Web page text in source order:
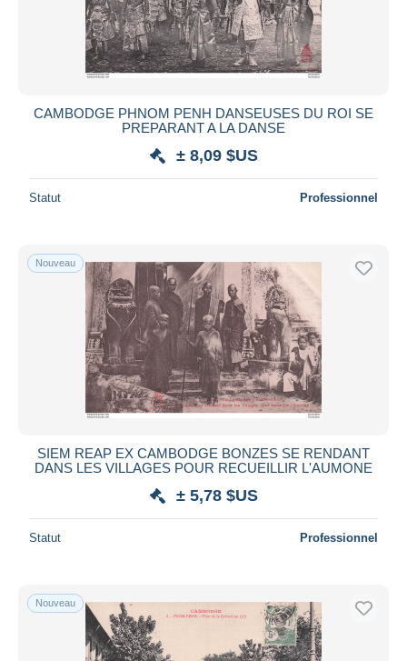
CAMBODGE PHNOM PENH DANSEUSES DU ROI SE
PREPARANT A LA DANSE
± 8,09 $US
Statut Professionnel
Nouveau
SIEM REAP EX CAMBODGE BONZES SE RENDANT
DANS LES VILLAGES POUR RECUEILLIR L'AUMONE
± 5,78 $US
Statut Professionnel
Nouveau